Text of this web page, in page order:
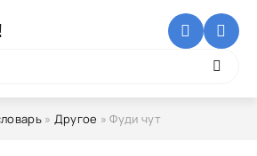
» Другое » Фуди чут